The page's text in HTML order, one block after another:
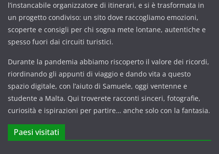
l’instancabile organizzatore di itinerari, e si è trasformata in
un progetto condiviso: un sito dove raccogliamo emozioni,
scoperte e consigli per chi sogna mete lontane, autentiche e
spesso fuori dai circuiti turistici.
Durante la pandemia abbiamo riscoperto il valore dei ricordi,
riordinando gli appunti di viaggio e dando vita a questo
spazio digitale, con l’aiuto di Samuele, oggi ventenne e
studente a Malta. Qui troverete racconti sinceri, fotografie,
curiosità e ispirazioni per partire… anche solo con la fantasia.
Paesi visitati